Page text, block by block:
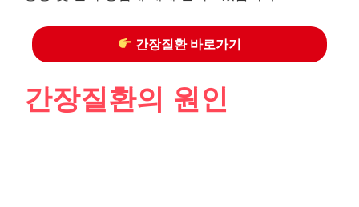
간장질환 바로가기
간장질환의 원인